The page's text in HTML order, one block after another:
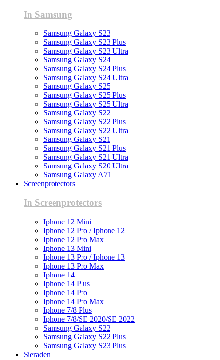
In Samsung
Samsung Galaxy S23
Samsung Galaxy S23 Plus
Samsung Galaxy S23 Ultra
Samsung Galaxy S24
Samsung Galaxy S24 Plus
Samsung Galaxy S24 Ultra
Samsung Galaxy S25
Samsung Galaxy S25 Plus
Samsung Galaxy S25 Ultra
Samsung Galaxy S22
Samsung Galaxy S22 Plus
Samsung Galaxy S22 Ultra
Samsung Galaxy S21
Samsung Galaxy S21 Plus
Samsung Galaxy S21 Ultra
Samsung Galaxy S20 Ultra
Samsung Galaxy A71
Screenprotectors
In Screenprotectors
Iphone 12 Mini
Iphone 12 Pro / Iphone 12
Iphone 12 Pro Max
Iphone 13 Mini
Iphone 13 Pro / Iphone 13
Iphone 13 Pro Max
Iphone 14
Iphone 14 Plus
Iphone 14 Pro
Iphone 14 Pro Max
Iphone 7/8 Plus
Iphone 7/8/SE 2020/SE 2022
Samsung Galaxy S22
Samsung Galaxy S22 Plus
Samsung Galaxy S23 Plus
Sieraden